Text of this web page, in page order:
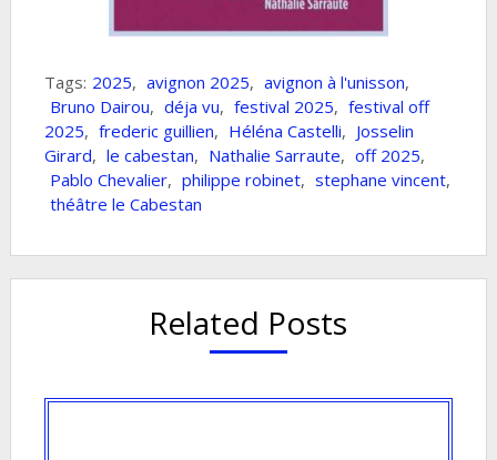
Tags: 2025, avignon 2025, avignon à l'unisson,
Bruno Dairou, déja vu, festival 2025, festival off
2025, frederic guillien, Héléna Castelli, Josselin
Girard, le cabestan, Nathalie Sarraute, off 2025,
Pablo Chevalier, philippe robinet, stephane vincent,
théâtre le Cabestan
Related Posts